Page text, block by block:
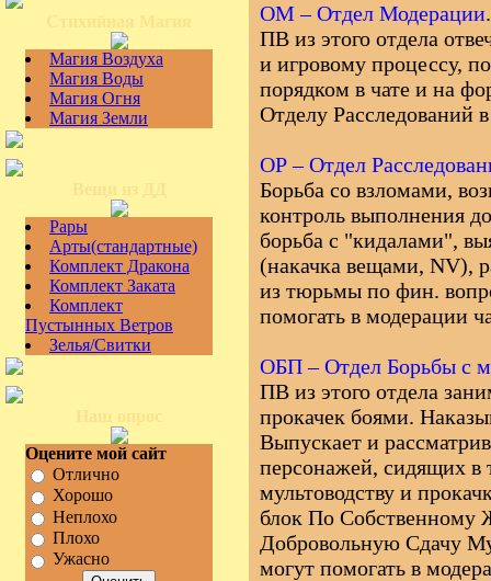
Магия Воздуха
Магия Воды
Магия Огня
Магия Земли
Рары
Арты(стандартные)
Комплект Дракона
Комплект Заката
Комплект
Пустынных Ветров
Зелья/Свитки
Оцените мой сайт
Отлично
Хорошо
Неплохо
Плохо
Ужасно
ОМ – Отдел Модерации.
ПВ из этого отдела
и игровому процессу,
порядком в чате и на
Отделу Расследований
ОР – Отдел
Борьба со взломами,
контроль выполнения
борьба с "кидалами",
(накачка вещами, NV),
из тюрьмы по фин.
помогать в модерации
ОБП – Отдел Борьбы с
ПВ из этого отдела
прокачек боями.
Выпускает и
персонажей, сидящих в
мультоводству и
блок По
Добровольную Сдачу
могут помогать в